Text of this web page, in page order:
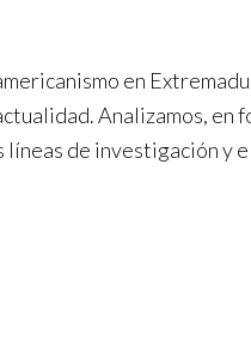
en
Analizamos, en
de investigación y